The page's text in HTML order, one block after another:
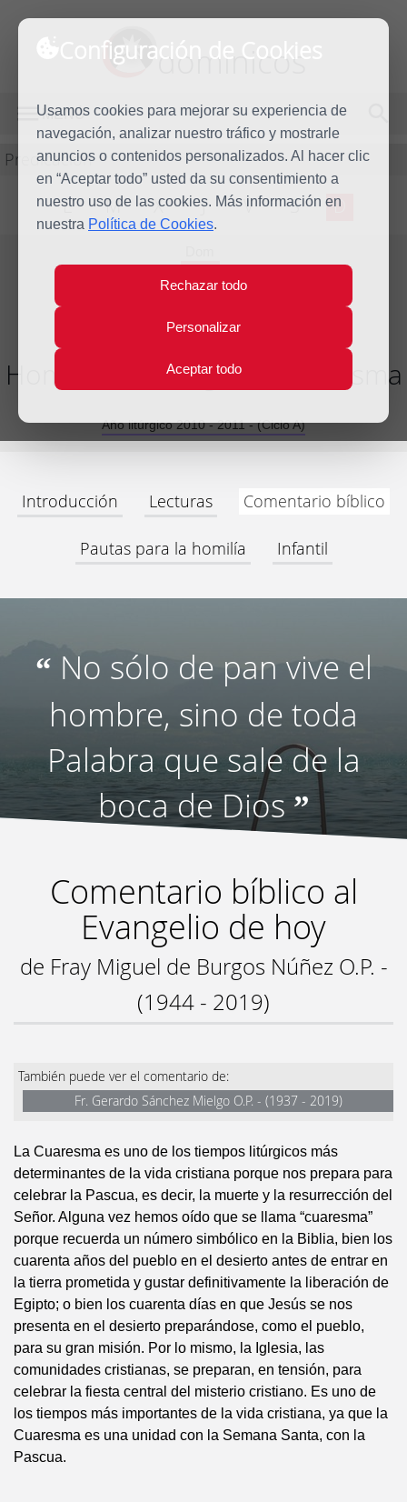
Configuración de Cookies
Usamos cookies para mejorar su experiencia de
navegación, analizar nuestro tráfico y mostrarle
anuncios o contenidos personalizados. Al hacer clic
en “Aceptar todo” usted da su consentimiento a
nuestro uso de las cookies. Más información en
nuestra Política de Cookies.
Rechazar todo
Personalizar
Aceptar todo
dominicos
MENÚ
Predicación
L M X J V S D
13
Mar
Homilía I Domingo de Cuaresma
Año litúrgico 2010 - 2011 - (Ciclo A)
Introducción Lecturas Comentario bíblico
Pautas para la homilía Infantil
“ No sólo de pan vive el
hombre, sino de toda
Palabra que sale de la
boca de Dios ”
Comentario bíblico al
Evangelio de hoy
de Fray Miguel de Burgos Núñez O.P. -
(1944 - 2019)
También puede ver el comentario de:
Fr. Gerardo Sánchez Mielgo O.P. - (1937 - 2019)
La Cuaresma es uno de los tiempos litúrgicos más
determinantes de la vida cristiana porque nos prepara para
celebrar la Pascua, es decir, la muerte y la resurrección del
Señor. Alguna vez hemos oído que se llama “cuaresma”
porque recuerda un número simbólico en la Biblia, bien los
cuarenta años del pueblo en el desierto antes de entrar en
la tierra prometida y gustar definitivamente la liberación de
Egipto; o bien los cuarenta días en que Jesús se nos
presenta en el desierto preparándose, como el pueblo,
para su gran misión. Por lo mismo, la Iglesia, las
comunidades cristianas, se preparan, en tensión, para
celebrar la fiesta central del misterio cristiano. Es uno de
los tiempos más importantes de la vida cristiana, ya que la
Cuaresma es una unidad con la Semana Santa, con la
Pascua.